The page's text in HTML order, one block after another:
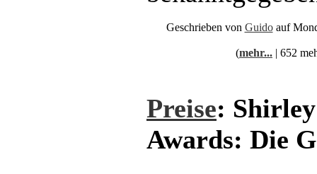
Geschrieben von Guidoauf
(mehr... | 652
Preise:
Awards: Die